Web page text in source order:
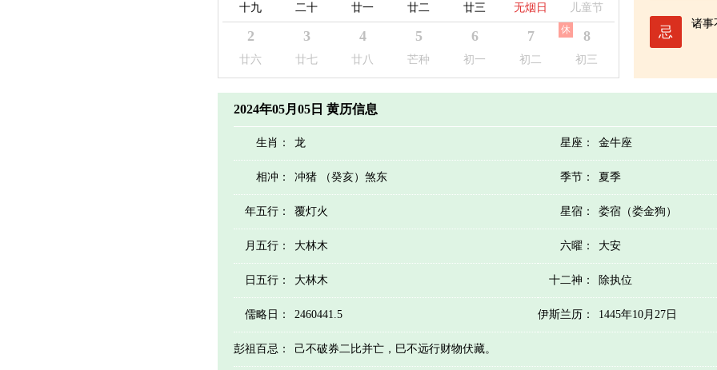
十九 二十 廿一 廿二 廿三 无烟日 儿童节
2
廿六
3
廿七
4
廿八
5
芒种
6
初一
7
初二
8
初三
休 忌
诸事
2024年05月05日 黄历信息
生肖： 龙 星座： 金牛座
相冲： 冲猪 （癸亥）煞东 季节： 夏季
年五行： 覆灯火 星宿： 娄宿（娄金狗）
月五行： 大林木 六曜： 大安
日五行： 大林木 十二神： 除执位
儒略日： 2460441.5 伊斯兰历： 1445年10月27日
彭祖百忌： 己不破券二比并亡，巳不远行财物伏藏。